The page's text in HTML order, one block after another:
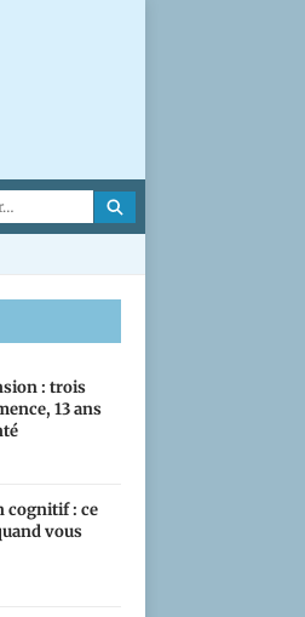
: trois
13 ans
cognitif : ce
vous